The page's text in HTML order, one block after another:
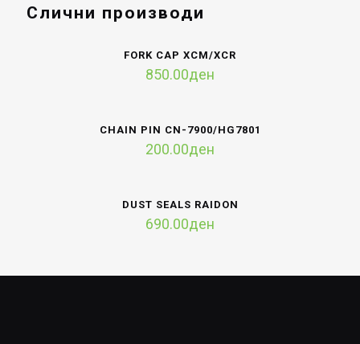
Слични производи
FORK CAP XCM/XCR
850.00ден
CHAIN PIN CN-7900/HG7801
200.00ден
DUST SEALS RAIDON
690.00ден